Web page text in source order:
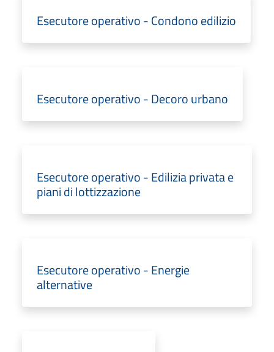
Esecutore operativo - Condono edilizio
Esecutore operativo - Decoro urbano
Esecutore operativo - Edilizia privata e
piani di lottizzazione
Esecutore operativo - Energie
alternative